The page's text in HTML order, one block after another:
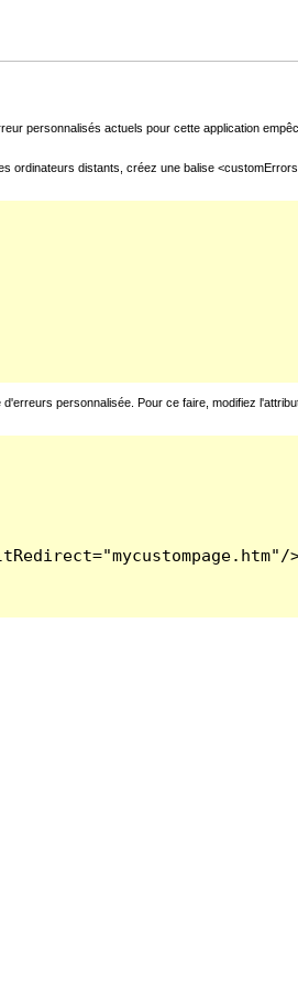
personnalisés actuels pour cette application
ordinateurs distants, créez une balise
personnalisée. Pour ce faire, modifiez